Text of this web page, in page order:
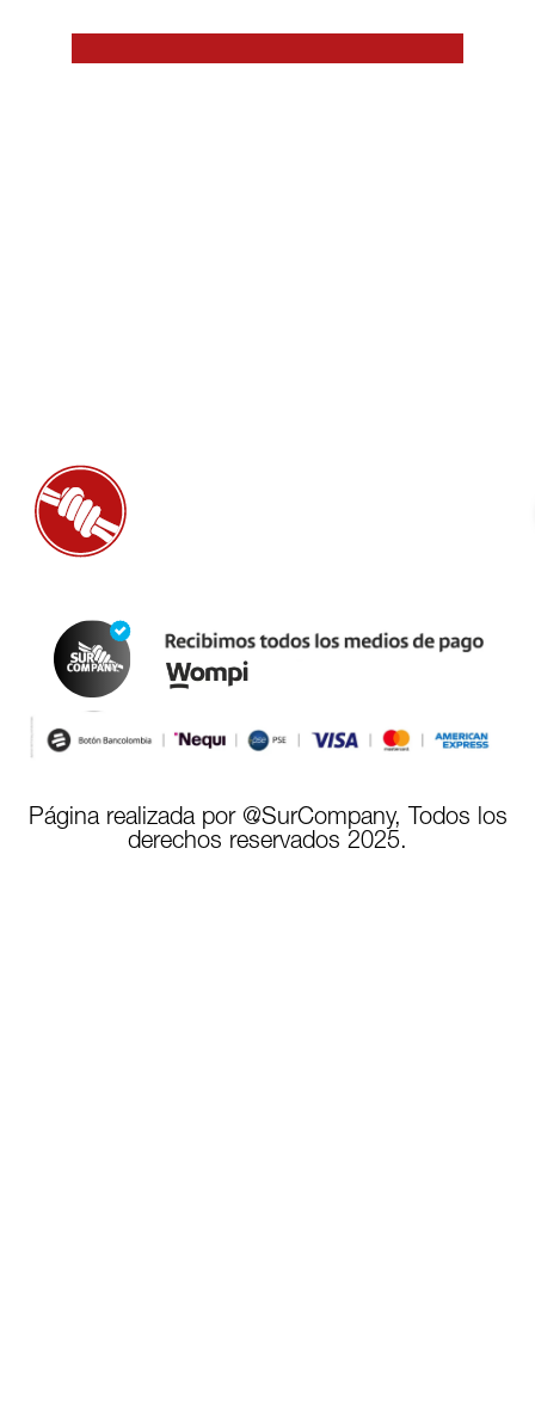
Página realizada por @SurCompany, Todos los
derechos reservados 2025.